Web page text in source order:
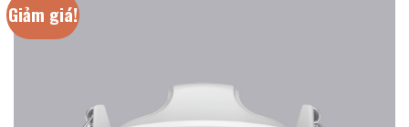
Giảm giá!